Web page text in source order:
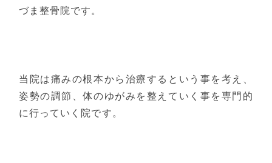
づま整骨院です。
当院は痛みの根本から治療するという事を考え、
姿勢の調節、体のゆがみを整えていく事を専門的
に行っていく院です。